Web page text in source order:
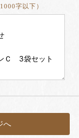
1000字以下）